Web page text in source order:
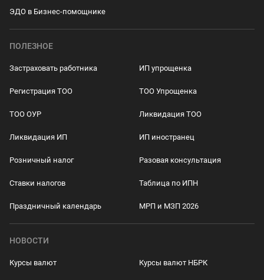
ЭДО в Бизнес-помощнике
ПОЛЕЗНОЕ
Застраховать работника ИП упрощенка
Регистрация ТОО ТОО Упрощенка
ТОО ОУР Ликвидация ТОО
Ликвидация ИП ИП иностранец
Розничный налог Разовая консультация
Ставки налогов Таблица по ИПН
Праздничный календарь МРП и МЗП 2026
НОВОСТИ
Курсы валют Курсы валют НБРК